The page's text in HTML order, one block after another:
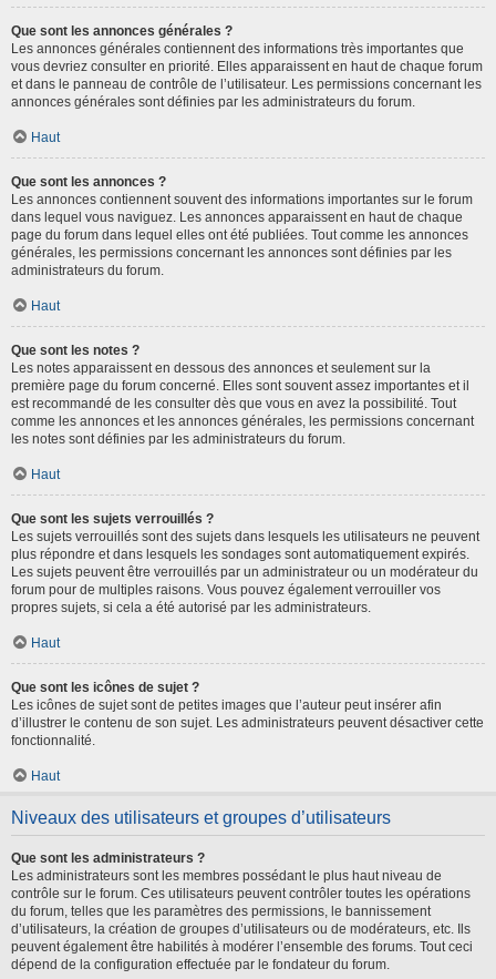
Que sont les annonces générales ?
Les annonces générales contiennent des informations très importantes que
vous devriez consulter en priorité. Elles apparaissent en haut de chaque forum
et dans le panneau de contrôle de l’utilisateur. Les permissions concernant les
annonces générales sont définies par les administrateurs du forum.
Haut
Que sont les annonces ?
Les annonces contiennent souvent des informations importantes sur le forum
dans lequel vous naviguez. Les annonces apparaissent en haut de chaque
page du forum dans lequel elles ont été publiées. Tout comme les annonces
générales, les permissions concernant les annonces sont définies par les
administrateurs du forum.
Haut
Que sont les notes ?
Les notes apparaissent en dessous des annonces et seulement sur la
première page du forum concerné. Elles sont souvent assez importantes et il
est recommandé de les consulter dès que vous en avez la possibilité. Tout
comme les annonces et les annonces générales, les permissions concernant
les notes sont définies par les administrateurs du forum.
Haut
Que sont les sujets verrouillés ?
Les sujets verrouillés sont des sujets dans lesquels les utilisateurs ne peuvent
plus répondre et dans lesquels les sondages sont automatiquement expirés.
Les sujets peuvent être verrouillés par un administrateur ou un modérateur du
forum pour de multiples raisons. Vous pouvez également verrouiller vos
propres sujets, si cela a été autorisé par les administrateurs.
Haut
Que sont les icônes de sujet ?
Les icônes de sujet sont de petites images que l’auteur peut insérer afin
d’illustrer le contenu de son sujet. Les administrateurs peuvent désactiver cette
fonctionnalité.
Haut
Niveaux des utilisateurs et groupes d’utilisateurs
Que sont les administrateurs ?
Les administrateurs sont les membres possédant le plus haut niveau de
contrôle sur le forum. Ces utilisateurs peuvent contrôler toutes les opérations
du forum, telles que les paramètres des permissions, le bannissement
d’utilisateurs, la création de groupes d’utilisateurs ou de modérateurs, etc. Ils
peuvent également être habilités à modérer l’ensemble des forums. Tout ceci
dépend de la configuration effectuée par le fondateur du forum.